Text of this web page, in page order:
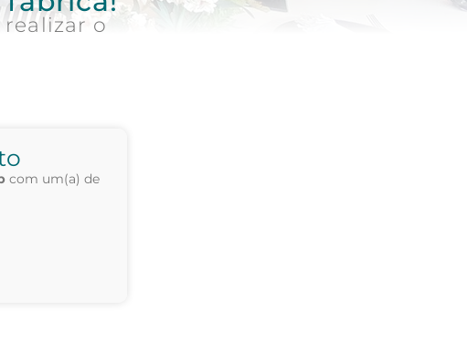
realizar o
com um(a) de